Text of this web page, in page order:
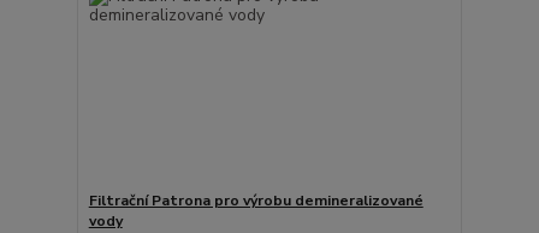
Filtrační Patrona pro výrobu demineralizované
vody